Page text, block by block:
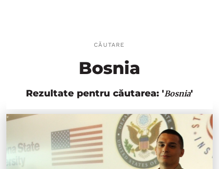
CĂUTARE
Bosnia
Rezultate pentru căutarea: 'Bosnia'